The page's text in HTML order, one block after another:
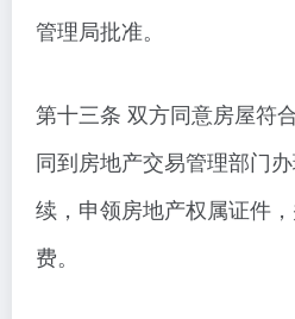
管理局批准。
第十三条 双方同意房屋符
同到房地产交易管理部门
续，申领房地产权属证件
费。